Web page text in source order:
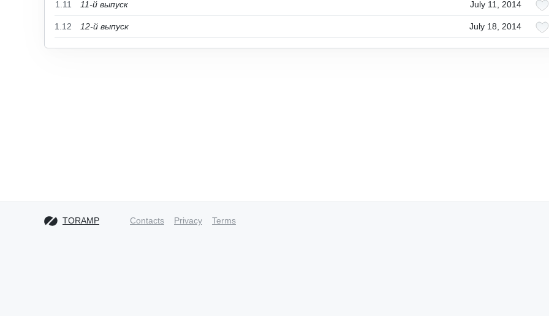
1.11 11-й выпуск July 11, 2014
1.12 12-й выпуск July 18, 2014
TORAMP Contacts Privacy Terms